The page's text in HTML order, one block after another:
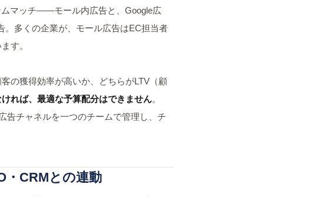
ムマッチ——モール内広告と、Google広
多くの企業が、モール広告はEC担当者
す。
の獲得効率が高いか、どちらがLTV（顧
れば、最適な予算配分はできません。
告チャネルを一つのチームで管理し、チ
・CRMとの連動